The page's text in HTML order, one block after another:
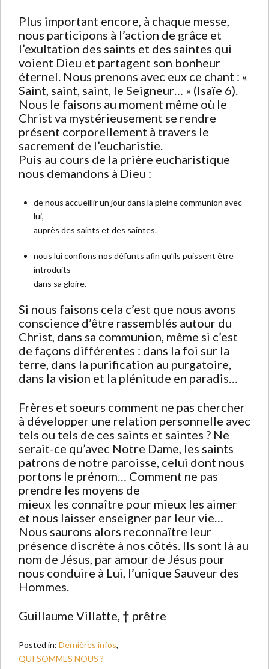
Plus important encore, à chaque messe,
nous participons à l’action de grâce et
l’exultation des saints et des saintes qui
voient Dieu et partagent son bonheur
éternel. Nous prenons avec eux ce chant : «
Saint, saint, saint, le Seigneur… » (Isaïe 6).
Nous le faisons au moment même où le
Christ va mystérieusement se rendre
présent corporellement à travers le
sacrement de l’eucharistie.
Puis au cours de la prière eucharistique
nous demandons à Dieu :
de nous accueillir un jour dans la pleine communion avec
lui,
auprès des saints et des saintes.
nous lui confions nos défunts afin qu’ils puissent être
introduits
dans sa gloire.
Si nous faisons cela c’est que nous avons
conscience d’être rassemblés autour du
Christ, dans sa communion, même si c’est
de façons différentes : dans la foi sur la
terre, dans la purification au purgatoire,
dans la vision et la plénitude en paradis…
Frères et soeurs comment ne pas chercher
à développer une relation personnelle avec
tels ou tels de ces saints et saintes ? Ne
serait-ce qu’avec Notre Dame, les saints
patrons de notre paroisse, celui dont nous
portons le prénom… Comment ne pas
prendre les moyens de
mieux les connaître pour mieux les aimer
et nous laisser enseigner par leur vie…
Nous saurons alors reconnaître leur
présence discrète à nos côtés. Ils sont là au
nom de Jésus, par amour de Jésus pour
nous conduire à Lui, l’unique Sauveur des
Hommes.
Guillaume Villatte, † prêtre
Posted in: Dernières infos,
QUI SOMMES NOUS ?